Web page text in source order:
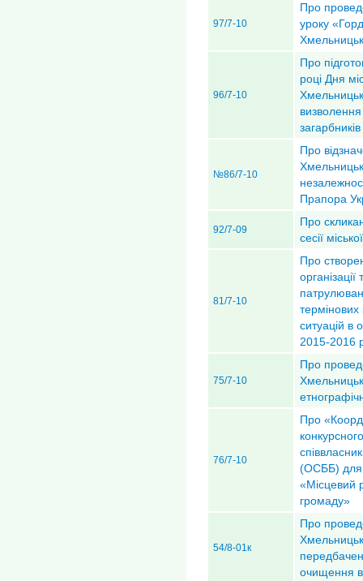
97/7-10
Про
уроку
96/7-10
Про
році Дня
загарбників
№86/7-10
Про
Прапора
92/7-09
Про
сесії
81/7-10
Про
термінових
ситуацій в
2015-2016
75/7-10
Про
76/7-10
Про
(ОСББ) для
«Місцевий
громаду»
54/8-01к
Про
очищення